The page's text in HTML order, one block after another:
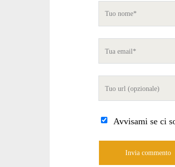
Avvisami se ci